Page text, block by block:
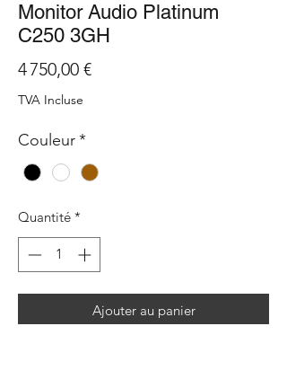
Monitor Audio Platinum
C250 3GH
4 750,00 €Prix
TVA Incluse
Couleur*
Quantité *
Ajouter au panier